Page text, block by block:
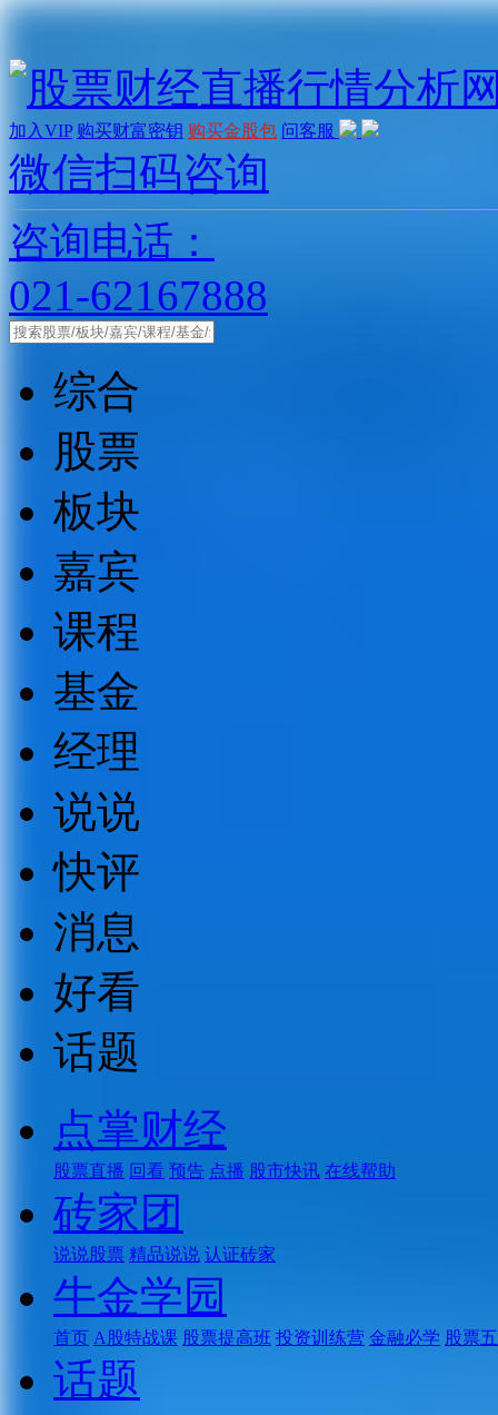
加入VIP 购买财富密钥 购买金股包 问客服
微信扫码咨询
咨询电话：
021-62167888
综合
股票
板块
嘉宾
课程
基金
经理
说说
快评
消息
好看
话题
点掌财经
股票直播 回看 预告 点播 股市快讯 在线帮助
砖家团
说说股票 精品说说 认证砖家
牛金学园
首页 A股特战课 股票提高班 投资训练营 金融必学 股票
话题